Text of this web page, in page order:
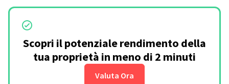
Scopri il potenziale rendimento della
tua proprietà in meno di 2 minuti
Valuta Ora